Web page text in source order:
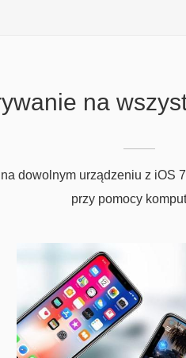
na
dowolnym urządzeniu z iOS
przy pomocy